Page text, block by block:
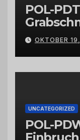
POL-
OKTOBER
UNCATEGORIZED
POL-